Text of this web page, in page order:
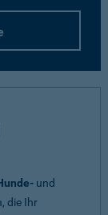
und
die Ihr